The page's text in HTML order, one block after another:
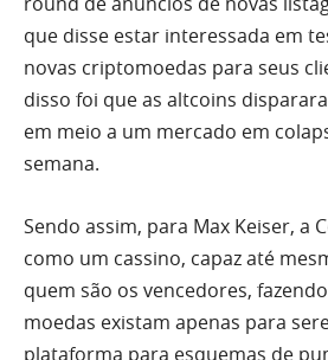
que disse estar interessada em
novas criptomoedas para seus
disso foi que as altcoins
em meio a um mercado em
semana.
Sendo assim, para Max Keiser, a
como um cassino, capaz até
quem são os vencedores,
moedas existam apenas para
plataforma para esquemas de